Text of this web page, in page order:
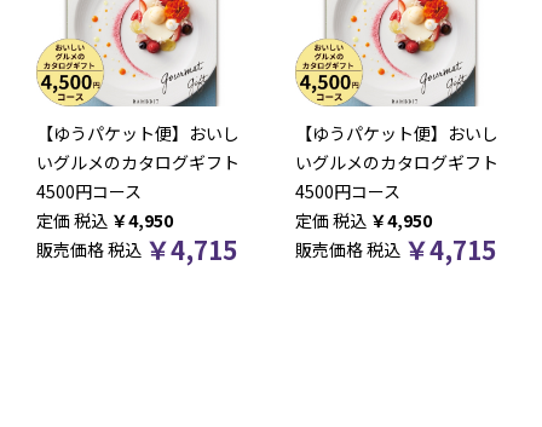
【ゆうパケット便】おいし
いグルメのカタログギフト
4500円コース
税込 ￥4,950
販売価格税込 ￥4,715
【ゆうパケット便】おいし
いグルメのカタログギフト
4500円コース
税込 ￥4,950
販売価格税込 ￥4,715